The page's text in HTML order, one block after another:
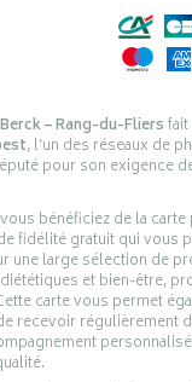
– Rang-du-Fliers
, l’un des réseaux de
pour son exigence
bénéficiez de la
fidélité gratuit qui vous
une large sélection de
et bien-être,
carte vous permet
recevoir régulièrement